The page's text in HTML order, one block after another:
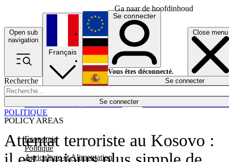
Ga naar de hoofdinhoud
Open sub
navigation
Close menu
Recherche
Se connecter
POLICY AREAS
Economie
Politique
Agriculture et Alimentation
Économie
Français
English
Deutsch
Español
Se connecter
Vous êtes déconnecté.
Se connecter
Attentat terroriste au Kosovo :
POLITIQUE